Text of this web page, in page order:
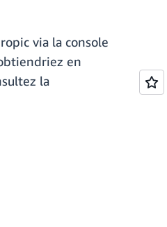
via la console
en
la